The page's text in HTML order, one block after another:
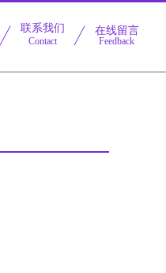
联系我们
Contact
在线留言
Feedback